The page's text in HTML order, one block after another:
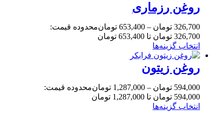
روغن رزماری
326,700 تومان –
653,400 تومانمحدوده قیمت:
326,700 تومان تا 653,400 تومان
انتخاب گزینه‌ها
روغن زیتون
594,000 تومان –
1,287,000 تومانمحدوده قیمت:
594,000 تومان تا 1,287,000 تومان
انتخاب گزینه‌ها